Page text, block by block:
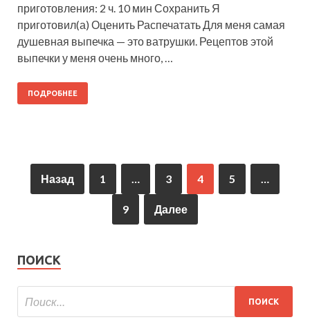
приготовления: 2 ч. 10 мин Сохранить Я
приготовил(а) Оценить Распечатать Для меня самая
душевная выпечка — это ватрушки. Рецептов этой
выпечки у меня очень много, …
ПОДРОБНЕЕ
Назад 1 … 3 4 5 …
9 Далее
ПОИСК